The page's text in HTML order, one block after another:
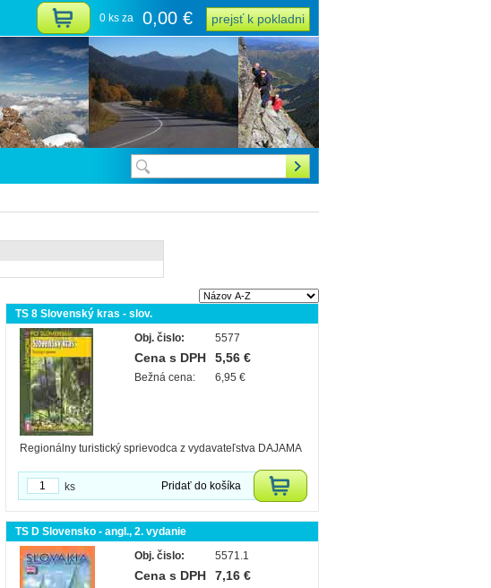
TS 8 Slovenský kras - slov.
Obj. čislo:
5577
Cena s DPH 5,56 €
Bežná cena: 6,95 €
Regionálny turistický sprievodca z vydavateľstva DAJAMA
Pridať do košíka
ks
TS D Slovensko - angl., 2. vydanie
Obj. čislo:
5571.1
Cena s DPH 7,16 €
0 ks za 0,00 € prejsť k pokladni